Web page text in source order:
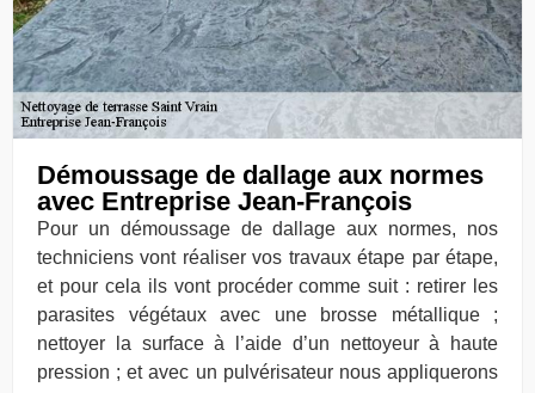
Démoussage de dallage aux normes
avec Entreprise Jean-François
Pour un démoussage de dallage aux normes, nos
techniciens vont réaliser vos travaux étape par étape,
et pour cela ils vont procéder comme suit : retirer les
parasites végétaux avec une brosse métallique ;
nettoyer la surface à l’aide d’un nettoyeur à haute
pression ; et avec un pulvérisateur nous appliquerons